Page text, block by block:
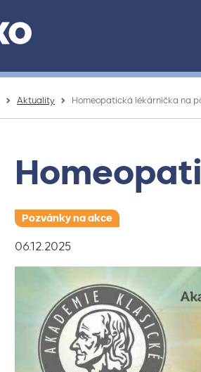
Aktuality Homeopatická lékárnička na
Pozvánky na akce
06.12.2025